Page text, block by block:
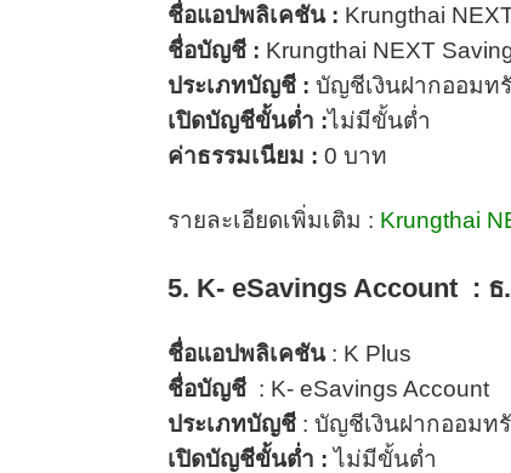
ชื่อแอปพลิเคชัน : Krungthai
ชื่อบัญชี : Krungthai NEXT
ประเภทบัญชี : บัญชีเงินฝากออมท
เปิดบัญชีขั้นต่ำ :ไม่มีขั้นต่ำ
ค่าธรรมเนียม : 0 บาท
รายละเอียดเพิ่มเติม : Krungthai
5. K- eSavings Account : ธ
ชื่อแอปพลิเคชัน : K Plus
ชื่อบัญชี : K- eSavings Account
ประเภทบัญชี : บัญชีเงินฝากออมท
เปิดบัญชีขั้นต่ำ :ไม่มีขั้นต่ำ